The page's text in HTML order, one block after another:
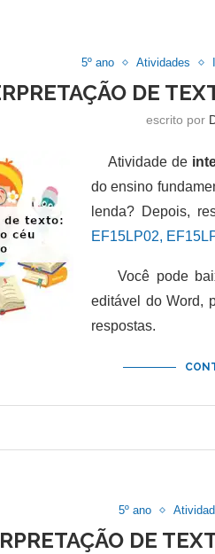
5º ano Atividades
DE
escrito por
Atividade de
do ensino
lenda? Depois,
EF15LP02,
Você pode
editável do Word,
respostas.
5º ano
DE